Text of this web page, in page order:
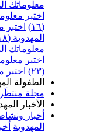
المهدوية (١٣)
معلوماتك المهدوية (١٥)
اختبر معلوماتك
اختبر
المهدوية (٢٠)
معلوماتك المهدوية (٢٢)
اختبر معلوماتك
المهدوية
منتظَر
القصص
المهدوية
ونشاطات المركز
أخبار ونشاطات